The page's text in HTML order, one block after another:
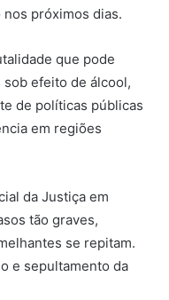
próximos dias.
que pode
efeito de álcool,
de políticas públicas
em regiões
da Justiça em
tão graves,
se repitam.
e sepultamento da